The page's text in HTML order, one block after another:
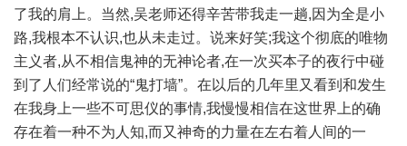
了我的肩上。当然,吴老师还得辛苦带我走一趟,因为全是小
路,我根本不认识,也从未走过。说来好笑;我这个彻底的唯物
主义者,从不相信鬼神的无神论者,在一次买本子的夜行中碰
到了人们经常说的“鬼打墙”。在以后的几年里又看到和发生
在我身上一些不可思仪的事情,我慢慢相信在这世界上的确
存在着一种不为人知,而又神奇的力量在左右着人间的一